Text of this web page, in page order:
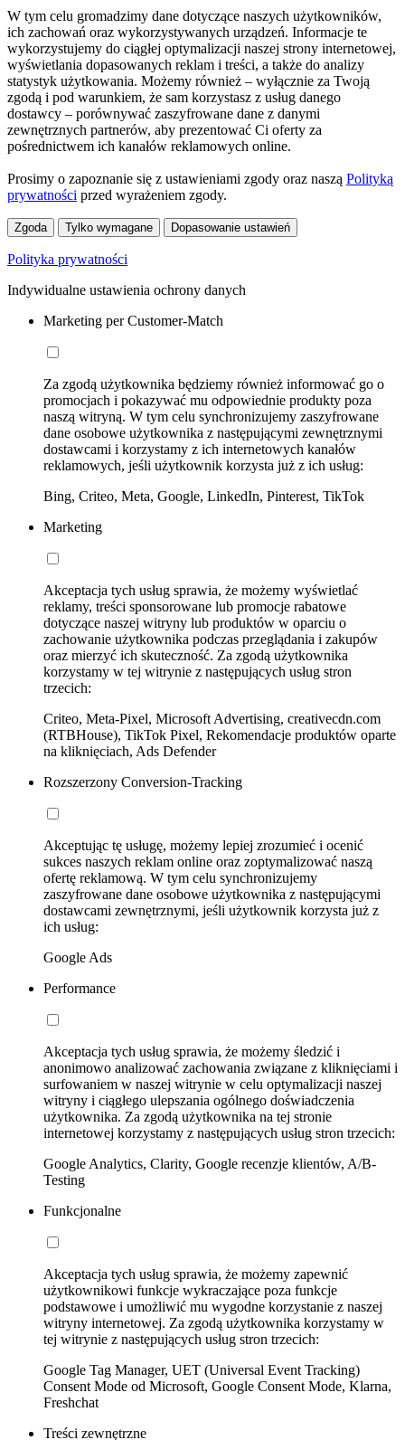
W tym celu gromadzimy dane dotyczące naszych użytkowników,
ich zachowań oraz wykorzystywanych urządzeń. Informacje te
wykorzystujemy do ciągłej optymalizacji naszej strony internetowej,
wyświetlania dopasowanych reklam i treści, a także do analizy
statystyk użytkowania. Możemy również – wyłącznie za Twoją
zgodą i pod warunkiem, że sam korzystasz z usług danego
dostawcy – porównywać zaszyfrowane dane z danymi
zewnętrznych partnerów, aby prezentować Ci oferty za
pośrednictwem ich kanałów reklamowych online.
Prosimy o zapoznanie się z ustawieniami zgody oraz naszą Polityką
prywatności przed wyrażeniem zgody.
Zgoda Tylko wymagane Dopasowanie ustawień
Polityka prywatności
Indywidualne ustawienia ochrony danych
Marketing per Customer-Match
Za zgodą użytkownika będziemy również informować go o
promocjach i pokazywać mu odpowiednie produkty poza
naszą witryną. W tym celu synchronizujemy zaszyfrowane
dane osobowe użytkownika z następującymi zewnętrznymi
dostawcami i korzystamy z ich internetowych kanałów
reklamowych, jeśli użytkownik korzysta już z ich usług:
Bing, Criteo, Meta, Google, LinkedIn, Pinterest, TikTok
Marketing
Akceptacja tych usług sprawia, że możemy wyświetlać
reklamy, treści sponsorowane lub promocje rabatowe
dotyczące naszej witryny lub produktów w oparciu o
zachowanie użytkownika podczas przeglądania i zakupów
oraz mierzyć ich skuteczność. Za zgodą użytkownika
korzystamy w tej witrynie z następujących usług stron
trzecich:
Criteo, Meta-Pixel, Microsoft Advertising, creativecdn.com
(RTBHouse), TikTok Pixel, Rekomendacje produktów oparte
na kliknięciach, Ads Defender
Rozszerzony Conversion-Tracking
Akceptując tę usługę, możemy lepiej zrozumieć i ocenić
sukces naszych reklam online oraz zoptymalizować naszą
ofertę reklamową. W tym celu synchronizujemy
zaszyfrowane dane osobowe użytkownika z następującymi
dostawcami zewnętrznymi, jeśli użytkownik korzysta już z
ich usług:
Google Ads
Performance
Akceptacja tych usług sprawia, że możemy śledzić i
anonimowo analizować zachowania związane z kliknięciami i
surfowaniem w naszej witrynie w celu optymalizacji naszej
witryny i ciągłego ulepszania ogólnego doświadczenia
użytkownika. Za zgodą użytkownika na tej stronie
internetowej korzystamy z następujących usług stron trzecich:
Google Analytics, Clarity, Google recenzje klientów, A/B-
Testing
Funkcjonalne
Akceptacja tych usług sprawia, że możemy zapewnić
użytkownikowi funkcje wykraczające poza funkcje
podstawowe i umożliwić mu wygodne korzystanie z naszej
witryny internetowej. Za zgodą użytkownika korzystamy w
tej witrynie z następujących usług stron trzecich:
Google Tag Manager, UET (Universal Event Tracking)
Consent Mode od Microsoft, Google Consent Mode, Klarna,
Freshchat
Treści zewnętrzne